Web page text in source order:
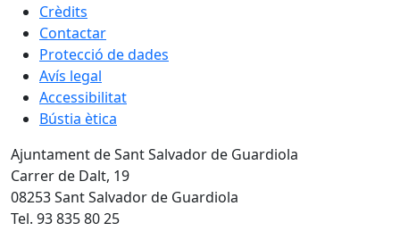
Crèdits
Contactar
Protecció de dades
Avís legal
Accessibilitat
Bústia ètica
Ajuntament de Sant Salvador de Guardiola
Carrer de Dalt, 19
08253 Sant Salvador de Guardiola
Tel. 93 835 80 25